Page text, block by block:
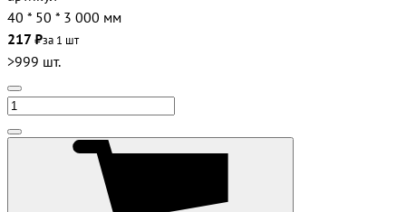
40 * 50 * 3 000 мм
217 ₽за 1 шт
>999 шт.